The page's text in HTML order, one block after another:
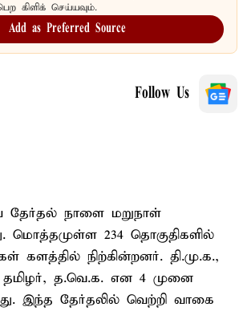
கிளிக் செய்யவும்.
Add as Preferred Source
Follow Us
தேர்தல் நாளை மறுநாள்
மொத்தமுள்ள 234 தொகுதிகளில்
களத்தில் நிற்கின்றனர். தி.மு.க.,
தமிழர், த.வெ.க. என 4 முனை
இந்த தேர்தலில் வெற்றி வாகை